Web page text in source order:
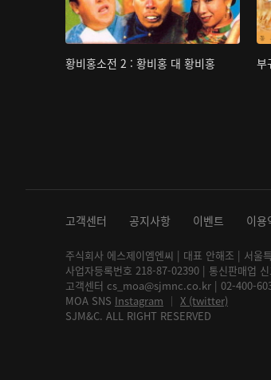
황비홍소전 2 : 황비홍 대 황비홍 부
고객센터 공지사항 이벤트 이용
주식회사 에스제이엠엔씨 | 대표 안해조 | 서
사업자등록번호 218-87-02390 | 통신판매업
고객센터 cs_moa@sjmnc.co.kr | 02-400-
MOA SNS Instagram │ X (twitter)
SJM&C. ALL RIGHT RESERVED